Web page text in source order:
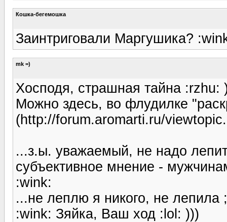
Кошка-бегемошка
Заинтриговали Маргушика?
mk =)
Хосподя, страшная тайна :rzhu:
Можно здесь, во флудилке
(http://forum.aromarti.ru/
...з.ы. уважаемый, не надо
субъективное мнение -
:wink:
...не леплю я никого, не
:wink: Зяйка, Ваш ход :lol: )))